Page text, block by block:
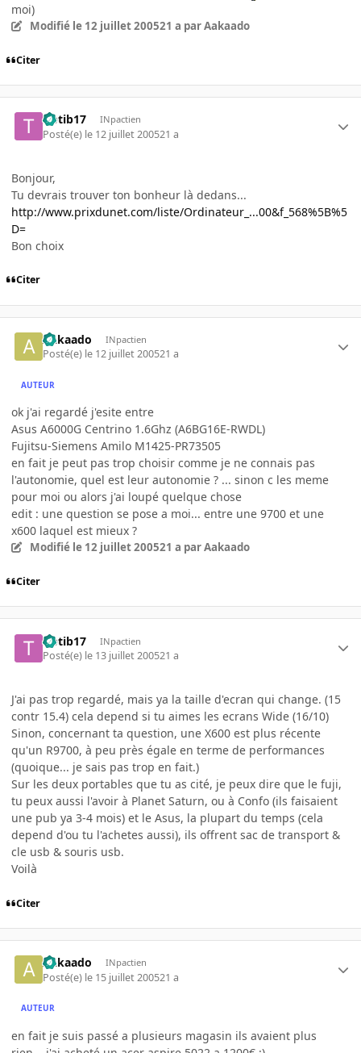
moi)
Modifié le 12 juillet 200521 a par Aakaado
Citer
tibtib17 INpactien
Posté(e) le 12 juillet 200521 a
Bonjour,
Tu devrais trouver ton bonheur là dedans...
http://www.prixdunet.com/liste/Ordinateur_...00&f_568%5B%5
D=
Bon choix
Citer
Aakaado INpactien
Posté(e) le 12 juillet 200521 a
AUTEUR
ok j'ai regardé j'esite entre
Asus A6000G Centrino 1.6Ghz (A6BG16E-RWDL)
Fujitsu-Siemens Amilo M1425-PR73505
en fait je peut pas trop choisir comme je ne connais pas
l'autonomie, quel est leur autonomie ? ... sinon c les meme
pour moi ou alors j'ai loupé quelque chose
edit : une question se pose a moi... entre une 9700 et une
x600 laquel est mieux ?
Modifié le 12 juillet 200521 a par Aakaado
Citer
tibtib17 INpactien
Posté(e) le 13 juillet 200521 a
J'ai pas trop regardé, mais ya la taille d'ecran qui change. (15
contr 15.4) cela depend si tu aimes les ecrans Wide (16/10)
Sinon, concernant ta question, une X600 est plus récente
qu'un R9700, à peu près égale en terme de performances
(quoique... je sais pas trop en fait.)
Sur les deux portables que tu as cité, je peux dire que le fuji,
tu peux aussi l'avoir à Planet Saturn, ou à Confo (ils faisaient
une pub ya 3-4 mois) et le Asus, la plupart du temps (cela
depend d'ou tu l'achetes aussi), ils offrent sac de transport &
cle usb & souris usb.
Voilà
Citer
Aakaado INpactien
Posté(e) le 15 juillet 200521 a
AUTEUR
en fait je suis passé a plusieurs magasin ils avaient plus